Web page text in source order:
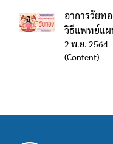
อาการวัยท
วิธีแพทย์แ
2 พ.ย. 2564
(Content)